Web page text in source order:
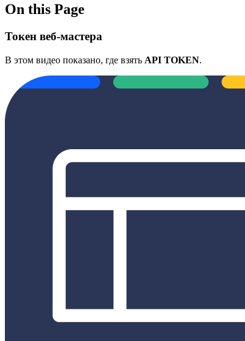
On this Page
Токен веб-мастера
В этом видео показано, где взять API TOKEN.